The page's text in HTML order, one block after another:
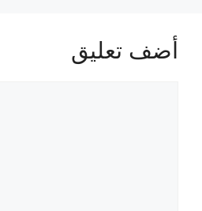
أضف تعليق